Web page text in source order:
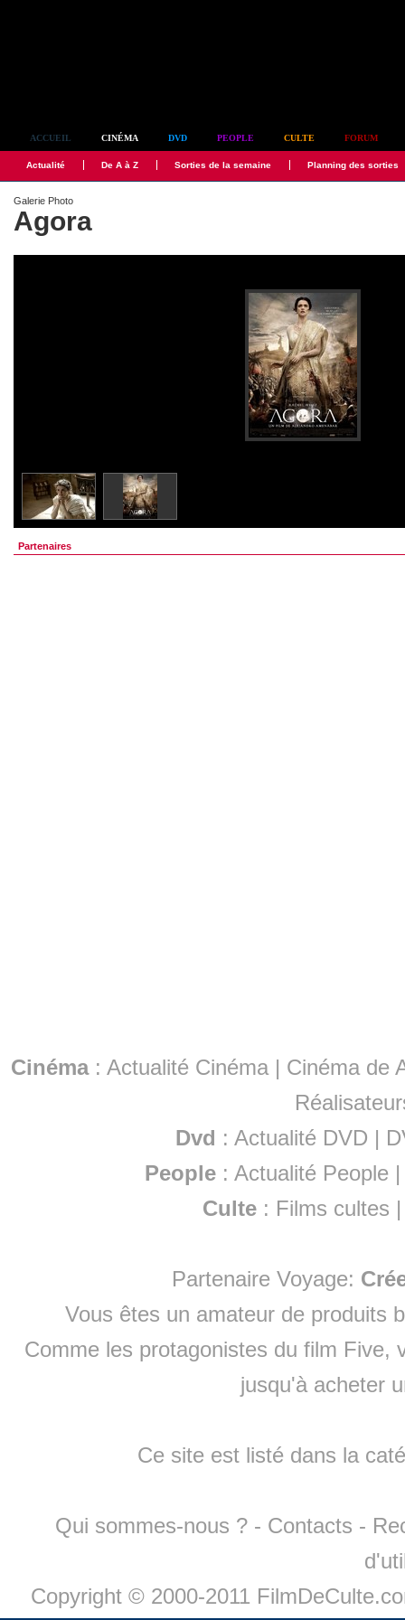
ACCUEIL CINÉMA DVD PEOPLE CULTE FORUM
Actualité De A à Z Sorties de la semaine Planning des sorties
Galerie Photo
Agora
Partenaires
Cinéma: Actualité Cinéma | Cinéma de
Dvd : Actualité DVD |
People :Actualité People
Culte : Films cultes
Partenaire Voyage:
Vous êtes un amateur de produits
Comme les protagonistes du film Five,
jusqu'à acheter
Ce site est listé dans la
Qui sommes-nous ? - Contacts -
Copyright © 2000-2011